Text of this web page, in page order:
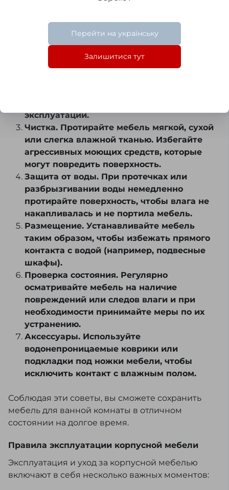
Вентиляция. Обеспечьте хорошую
снизить уровень влажности и
предотвратить появление плесени и
Материалы. Используйте мебель,
эксплуатации.
Чистка. Протирайте мебель мягкой, сухой
или слегка влажной тканью. Избегайте
агрессивных моющих средств, которые
могут повредить поверхность.
Защита от воды. При протечках или
разбрызгивании воды немедленно
протирайте поверхность, чтобы влага не
накапливалась и не портила мебель.
Размещение. Устанавливайте мебель
таким образом, чтобы избежать прямого
контакта с водой (например, подвесные
шкафы).
Проверка состояния. Регулярно
осматривайте мебель на наличие
повреждений или следов влаги и при
необходимости принимайте меры по их
устранению.
Аксессуары. Используйте
водонепроницаемые коврики или
подкладки под ножки мебели, чтобы
исключить контакт с влажным полом.
Соблюдая эти советы, вы сможете сохранить
мебель для ванной комнаты в отличном
состоянии на долгое время.
Правила эксплуатации корпусной мебели
Эксплуатация и уход за корпусной мебелью
включают в себя несколько важных моментов:
Перейти на українську
Залишитися тут